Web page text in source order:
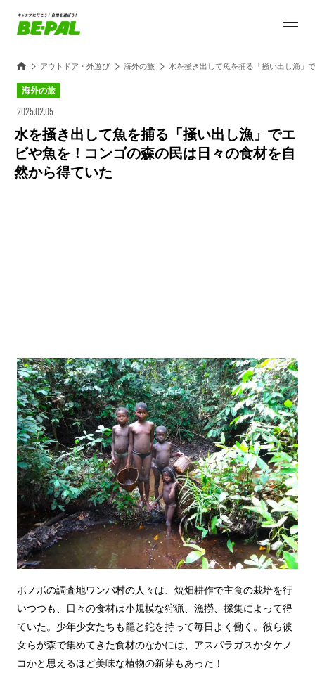
アウトドア・外遊び 海外の旅 水を掻き出して魚を捕る「掻い出し漁」
海外の旅
2025.02.05
水を掻き出して魚を捕る「掻い出し漁」でエ
ビや魚を！コンゴの森の民は日々の食材を自
然から得ていた
ボノボの調査地ワンバ村の人々は、焼畑耕作で主食の栽培を行
いつつも、日々の食材は小規模な狩猟、漁撈、採集によって得
ていた。少年少女たちも籠と鉈を持って毎日よく働く。彼ら彼
女らが森で集めてきた食材のなかには、アスパラガスかタケノ
コかと思えるほど美味な植物の新芽もあった！